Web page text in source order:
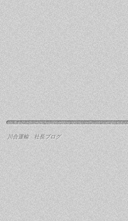
川合運輸 社長ブログ